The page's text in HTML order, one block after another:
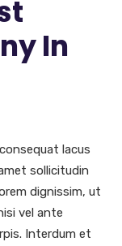
In
lacus
sollicitudin
dignissim, ut
vel ante
Interdum et